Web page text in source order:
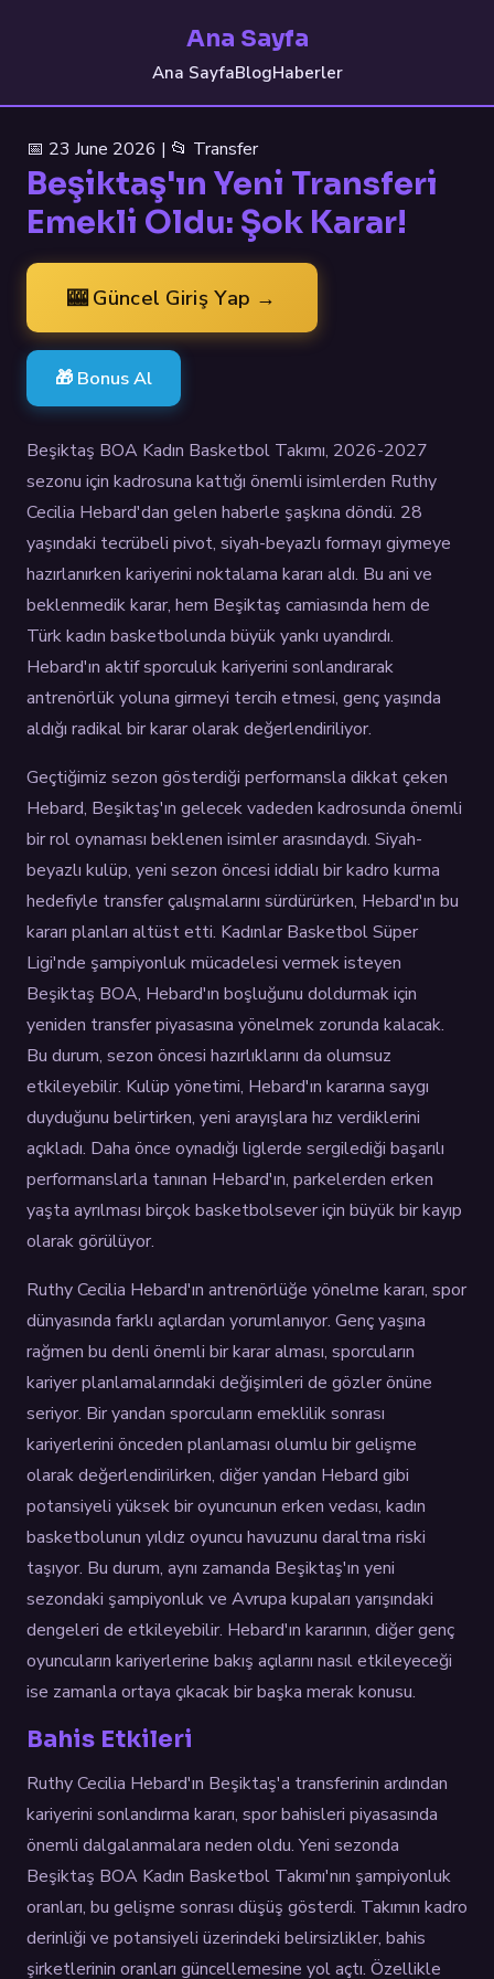
Ana Sayfa
Ana SayfaBlogHaberler
📅 23 June 2026 | 📂 Transfer
Beşiktaş'ın Yeni Transferi
Emekli Oldu: Şok Karar!
🎰 Güncel Giriş Yap →
🎁 Bonus Al
Beşiktaş BOA Kadın Basketbol Takımı, 2026-2027
sezonu için kadrosuna kattığı önemli isimlerden Ruthy
Cecilia Hebard'dan gelen haberle şaşkına döndü. 28
yaşındaki tecrübeli pivot, siyah-beyazlı formayı giymeye
hazırlanırken kariyerini noktalama kararı aldı. Bu ani ve
beklenmedik karar, hem Beşiktaş camiasında hem de
Türk kadın basketbolunda büyük yankı uyandırdı.
Hebard'ın aktif sporculuk kariyerini sonlandırarak
antrenörlük yoluna girmeyi tercih etmesi, genç yaşında
aldığı radikal bir karar olarak değerlendiriliyor.
Geçtiğimiz sezon gösterdiği performansla dikkat çeken
Hebard, Beşiktaş'ın gelecek vadeden kadrosunda önemli
bir rol oynaması beklenen isimler arasındaydı. Siyah-
beyazlı kulüp, yeni sezon öncesi iddialı bir kadro kurma
hedefiyle transfer çalışmalarını sürdürürken, Hebard'ın bu
kararı planları altüst etti. Kadınlar Basketbol Süper
Ligi'nde şampiyonluk mücadelesi vermek isteyen
Beşiktaş BOA, Hebard'ın boşluğunu doldurmak için
yeniden transfer piyasasına yönelmek zorunda kalacak.
Bu durum, sezon öncesi hazırlıklarını da olumsuz
etkileyebilir. Kulüp yönetimi, Hebard'ın kararına saygı
duyduğunu belirtirken, yeni arayışlara hız verdiklerini
açıkladı. Daha önce oynadığı liglerde sergilediği başarılı
performanslarla tanınan Hebard'ın, parkelerden erken
yaşta ayrılması birçok basketbolsever için büyük bir kayıp
olarak görülüyor.
Ruthy Cecilia Hebard'ın antrenörlüğe yönelme kararı, spor
dünyasında farklı açılardan yorumlanıyor. Genç yaşına
rağmen bu denli önemli bir karar alması, sporcuların
kariyer planlamalarındaki değişimleri de gözler önüne
seriyor. Bir yandan sporcuların emeklilik sonrası
kariyerlerini önceden planlaması olumlu bir gelişme
olarak değerlendirilirken, diğer yandan Hebard gibi
potansiyeli yüksek bir oyuncunun erken vedası, kadın
basketbolunun yıldız oyuncu havuzunu daraltma riski
taşıyor. Bu durum, aynı zamanda Beşiktaş'ın yeni
sezondaki şampiyonluk ve Avrupa kupaları yarışındaki
dengeleri de etkileyebilir. Hebard'ın kararının, diğer genç
oyuncuların kariyerlerine bakış açılarını nasıl etkileyeceği
ise zamanla ortaya çıkacak bir başka merak konusu.
Bahis Etkileri
Ruthy Cecilia Hebard'ın Beşiktaş'a transferinin ardından
kariyerini sonlandırma kararı, spor bahisleri piyasasında
önemli dalgalanmalara neden oldu. Yeni sezonda
Beşiktaş BOA Kadın Basketbol Takımı'nın şampiyonluk
oranları, bu gelişme sonrası düşüş gösterdi. Takımın kadro
derinliği ve potansiyeli üzerindeki belirsizlikler, bahis
şirketlerinin oranları güncellemesine yol açtı. Özellikle